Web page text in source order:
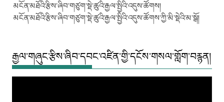
མངོན་མཐོའི་རྩིས་ཞིབ་གཙུག་སྡེ་ཚུའི་རྒྱལ་སྤྱིའི་འདུས་ཚོགས།
མངོན་མཐོའི་རྩིས་ཞིབ་གཙུག་སྡེ་ཚུའི་རྒྱལ་སྤྱིའི་འདུས་ཚོགས་ཀྱི་མི་སྡེའི་མ་སྒོ།
རྒྱལ་གཞུང་རྩིས་ཞིབ་དབང་འཛིན་གྱི་དངོས་གསལ་གློག་བརྙན།